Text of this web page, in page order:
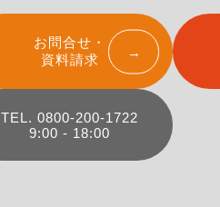
お問合せ・
資料請求
TEL. 0800-200-1722
9:00 - 18:00